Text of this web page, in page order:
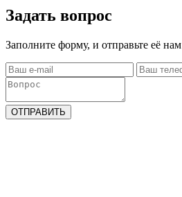
Задать вопрос
Заполните форму, и отправьте её нам
ОТПРАВИТЬ